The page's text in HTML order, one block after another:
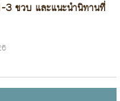
3 ขวบ และแนะนำนิทานที่